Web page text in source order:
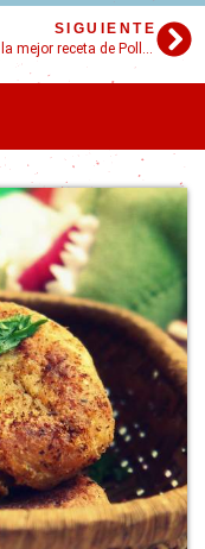
SIGUIENTE
Cómo es la mejor receta de Pollo al Limón estilo asiático